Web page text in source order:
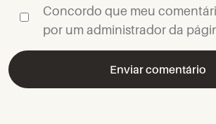
Concordo que meu
por um administrador da